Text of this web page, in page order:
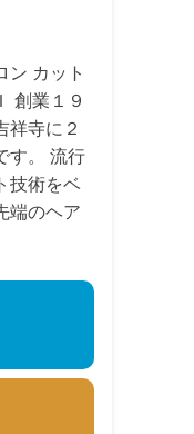
ン カット
創業１９
祥寺に２
す。 流行
技術をベ
端のヘア